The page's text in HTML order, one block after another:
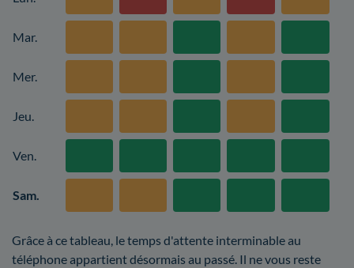
Mar.
Mer.
Jeu.
Ven.
Sam.
Grâce à ce tableau, le temps d'attente interminable au
téléphone appartient désormais au passé. Il ne vous reste